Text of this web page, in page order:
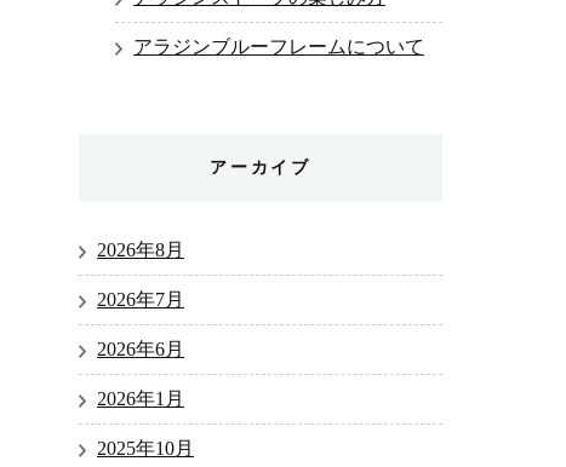
アラジンブルーフレームについて
アーカイブ
2026年8月
2026年7月
2026年6月
2026年1月
2025年10月